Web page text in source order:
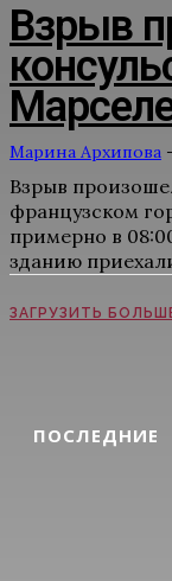
ПОСЛЕДНИЕ
Взрыв
Марина Архипова -
Взрыв
французском
примерно в
зданию
ЗАГРУЗИТЬ